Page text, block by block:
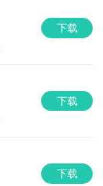
下载
下载
下载